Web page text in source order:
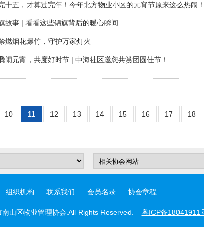
十五，才算过完年！今年北方物业小区的元宵节原来这么热闹！
故事 | 看看这些锦旗背后的暖心瞬间
燃烟花爆竹，守护万家灯火
闹元宵，共度好时节 | 中海社区邀您共赏团圆佳节！
10 11 12 13 14 15 16 17 18
组织机构 联系我们 会员名录 协会章程
山区物业管理协会.All Rights Reserved. 粤ICP备18041911